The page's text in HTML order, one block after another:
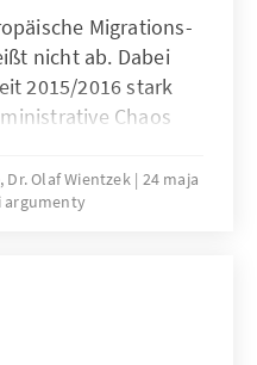
Migrations-
nicht ab. Dabei
2015/2016 stark
Chaos
Union
der Migrations-
die EU hierfür
Papier
Dr. Olaf Wientzek 24 maja
argumenty